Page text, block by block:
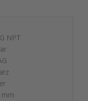
NPT
mm